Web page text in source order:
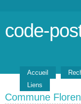
code-
Accueil
Liens
Commune